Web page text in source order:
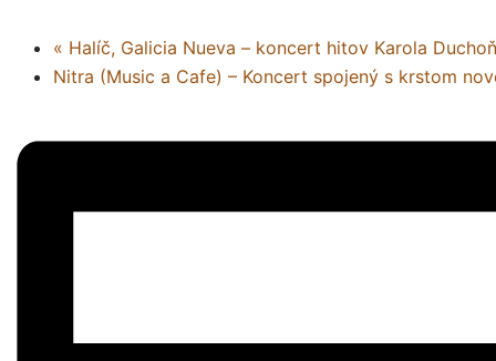
« Halíč, Galicia Nueva – koncert hitov Karola
Nitra (Music a Cafe) – Koncert spojený s krstom